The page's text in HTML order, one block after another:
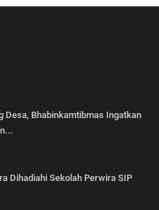
Desa, Bhabinkamtibmas Ingatkan
Dihadiahi Sekolah Perwira SIP